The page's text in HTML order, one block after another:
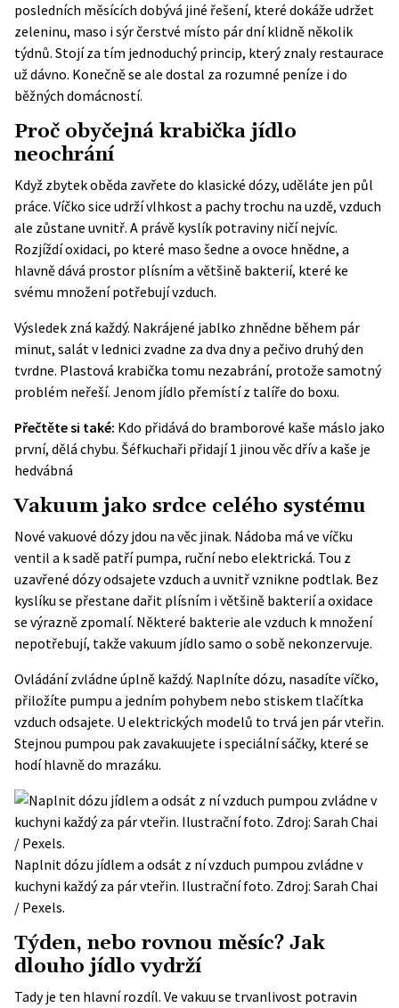
posledních měsících dobývá jiné řešení, které dokáže udržet
zeleninu, maso i sýr čerstvé místo pár dní klidně několik
týdnů. Stojí za tím jednoduchý princip, který znaly restaurace
už dávno. Konečně se ale dostal za rozumné peníze i do
běžných domácností.
Proč obyčejná krabička jídlo
neochrání
Když zbytek oběda zavřete do klasické dózy, uděláte jen půl
práce. Víčko sice udrží vlhkost a pachy trochu na uzdě, vzduch
ale zůstane uvnitř. A právě kyslík potraviny ničí nejvíc.
Rozjíždí oxidaci, po které maso šedne a ovoce hnědne, a
hlavně dává prostor plísním a většině bakterií, které ke
svému množení potřebují vzduch.
Výsledek zná každý. Nakrájené jablko zhnědne během pár
minut, salát v lednici zvadne za dva dny a pečivo druhý den
tvrdne. Plastová krabička tomu nezabrání, protože samotný
problém neřeší. Jenom jídlo přemístí z talíře do boxu.
Přečtěte si také: Kdo přidává do bramborové kaše máslo jako
první, dělá chybu. Šéfkuchaři přidají 1 jinou věc dřív a kaše je
hedvábná
Vakuum jako srdce celého systému
Nové vakuové dózy jdou na věc jinak. Nádoba má ve víčku
ventil a k sadě patří pumpa, ruční nebo elektrická. Tou z
uzavřené dózy odsajete vzduch a uvnitř vznikne podtlak. Bez
kyslíku se přestane dařit plísním i většině bakterií a oxidace
se výrazně zpomalí. Některé bakterie ale vzduch k množení
nepotřebují, takže vakuum jídlo samo o sobě nekonzervuje.
Ovládání zvládne úplně každý. Naplníte dózu, nasadíte víčko,
přiložíte pumpu a jedním pohybem nebo stiskem tlačítka
vzduch odsajete. U elektrických modelů to trvá jen pár vteřin.
Stejnou pumpou pak zavakuujete i speciální sáčky, které se
hodí hlavně do mrazáku.
Naplnit dózu jídlem a odsát z ní vzduch pumpou zvládne v
kuchyni každý za pár vteřin. Ilustrační foto. Zdroj: Sarah Chai
/ Pexels.
Týden, nebo rovnou měsíc? Jak
dlouho jídlo vydrží
Tady je ten hlavní rozdíl. Ve vakuu se trvanlivost potravin